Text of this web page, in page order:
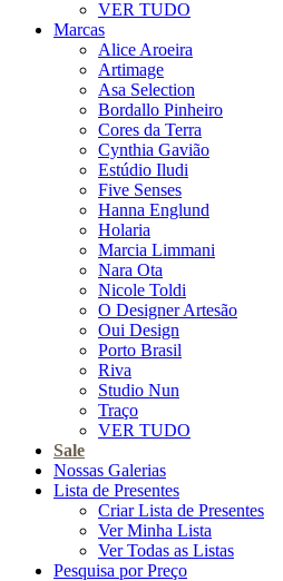
VER TUDO
Marcas
Alice Aroeira
Artimage
Asa Selection
Bordallo Pinheiro
Cores da Terra
Cynthia Gavião
Estúdio Iludi
Five Senses
Hanna Englund
Holaria
Marcia Limmani
Nara Ota
Nicole Toldi
O Designer Artesão
Oui Design
Porto Brasil
Riva
Studio Nun
Traço
VER TUDO
Sale
Nossas Galerias
Lista de Presentes
Criar Lista de Presentes
Ver Minha Lista
Ver Todas as Listas
Pesquisa por Preço